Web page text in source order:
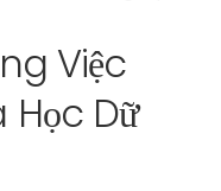
Việc
Dữ